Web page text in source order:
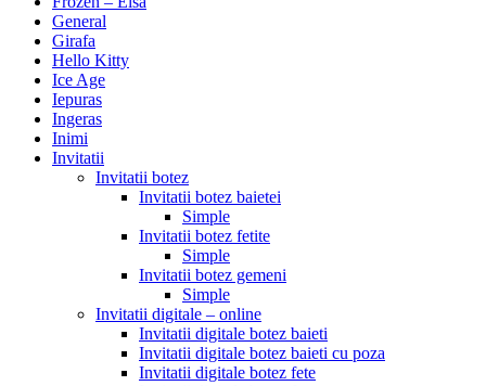
General
Girafa
Hello Kitty
Ice Age
Iepuras
Ingeras
Inimi
Invitatii
Invitatii botez
Invitatii botez baietei
Simple
Invitatii botez fetite
Simple
Invitatii botez gemeni
Simple
Invitatii digitale – online
Invitatii digitale botez baieti
Invitatii digitale botez baieti cu poza
Invitatii digitale botez fete